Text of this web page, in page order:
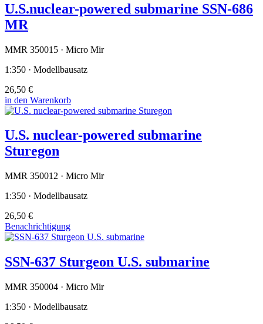
U.S.nuclear-powered submarine SSN-686
MR
MMR 350015 · Micro Mir
1:350 · Modellbausatz
26,50 €
in den Warenkorb
U.S. nuclear-powered submarine
Sturegon
MMR 350012 · Micro Mir
1:350 · Modellbausatz
26,50 €
Benachrichtigung
SSN-637 Sturgeon U.S. submarine
MMR 350004 · Micro Mir
1:350 · Modellbausatz